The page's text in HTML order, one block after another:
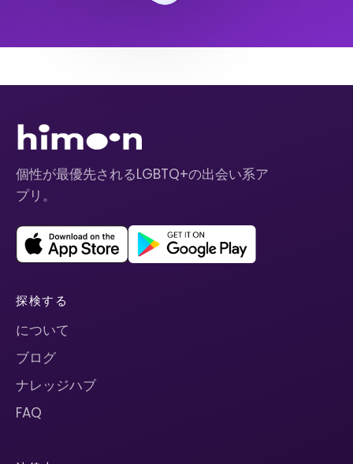
個性が最優先されるLGBTQ+の出会い系ア
プリ。
探検する
について
ブログ
ナレッジハブ
FAQ